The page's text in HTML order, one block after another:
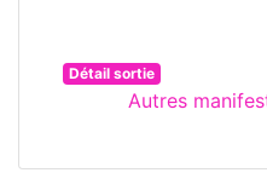
Détail sortie
Autres